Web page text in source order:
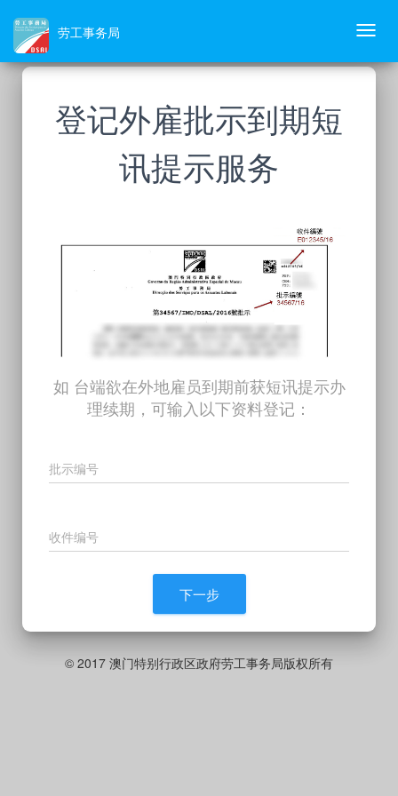
劳工事务局
登记外雇批示到期短
讯提示服务
如 台端欲在外地雇员到期前获短讯提示办
理续期，可输入以下资料登记：
批示编号
收件编号
下一步
© 2017 澳门特别行政区政府劳工事务局版权所有